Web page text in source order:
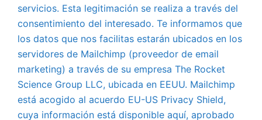
servicios. Esta legitimación se realiza a través del
consentimiento del interesado. Te informamos que
los datos que nos facilitas estarán ubicados en los
servidores de Mailchimp (proveedor de email
marketing) a través de su empresa The Rocket
Science Group LLC, ubicada en EEUU. Mailchimp
está acogido al acuerdo EU-US Privacy Shield,
cuya información está disponible aquí, aprobado